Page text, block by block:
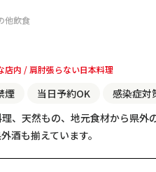
他飲食
店内 肩肘張らない日本料理
煙 当日予約OK 感染症対
、天然もの、地元食材から県外
酒も揃えています。